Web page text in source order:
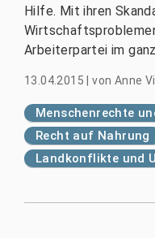
Hilfe. Mit ihren
Arbeiterpartei im
13.04.2015 |von Anne
Menschenrechte
Recht auf Nahrung
Landkonflikte und